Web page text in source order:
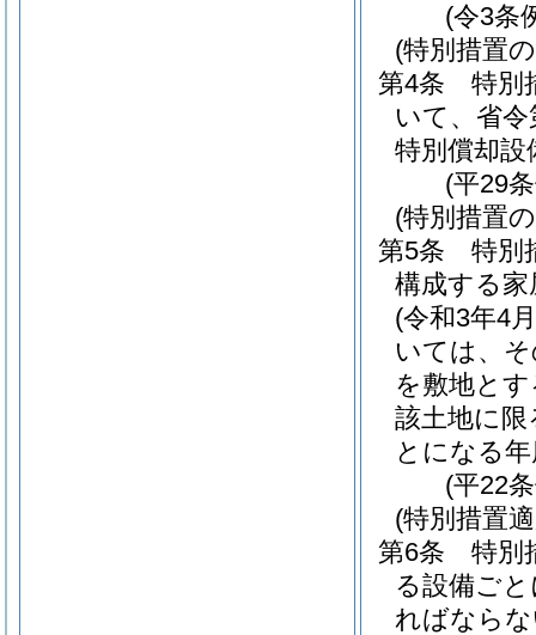
(令3条
(特別措置
第4条
特別
いて、省
特別償却
(平29
(特別措置
第5条
特別
構成する
(令和3年4
いては、
を敷地と
該土地に限
とになる
(平22
(特別措置
第6条
特別
る設備ご
ればなら